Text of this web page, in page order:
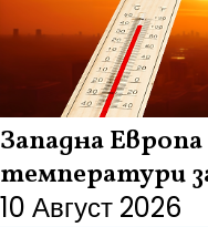
Западна
температури
10 Август 2026